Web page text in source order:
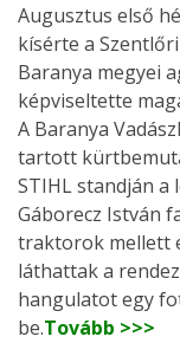
Augusztus első
kísérte a
Baranya megyei
képviseltette
A Baranya
tartott
STIHL standján
Gáborecz István
traktorok mellett
láthattak a
hangulatot egy
be.Tovább >>>